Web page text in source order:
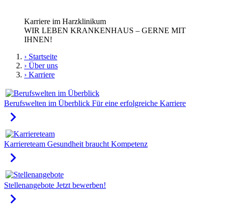
Karriere im Harzklinikum
WIR LEBEN KRANKENHAUS – GERNE MIT
IHNEN!
› Startseite
› Über uns
› Karriere
Berufswelten im Überblick Für eine erfolgreiche Karriere
keyboard_arrow_right
Karriereteam Gesundheit braucht Kompetenz
keyboard_arrow_right
Stellenangebote Jetzt bewerben!
keyboard_arrow_right